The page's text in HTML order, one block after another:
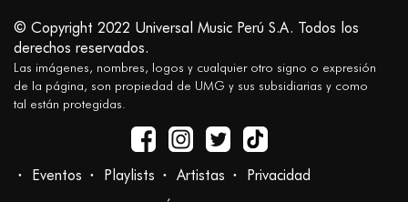
© Copyright 2022 Universal Music Perú S.A. Todos los
derechos reservados.
Las imágenes, nombres, logos y cualquier otro signo o expresión
de la página, son propiedad de UMG y sus subsidiarias y como
tal están protegidas.
Eventos Playlists Artistas
Privacidad